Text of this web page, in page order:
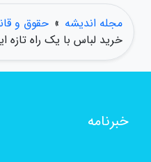
مجله اندیشه » حقوق و
خرید لباس با یک راه تازه
خبرنامه